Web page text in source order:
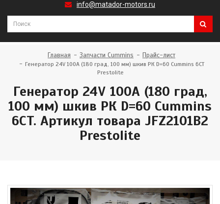
info@matador-motors.ru
Главная Запчасти Cummins Прайс-лист
Генератор 24V 100A (180 град, 100 мм) шкив РК D=60 Cummins 6CT
Prestolite
Генератор 24V 100A (180 град,
100 мм) шкив РК D=60 Cummins
6CT. Артикул товара JFZ2101B2
Prestolite